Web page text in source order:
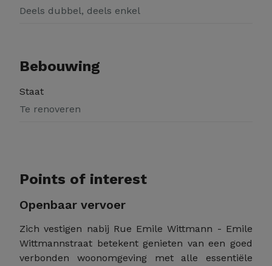
Deels dubbel, deels enkel
Bebouwing
Staat
Te renoveren
Points of interest
Openbaar vervoer
Zich vestigen nabij Rue Emile Wittmann - Emile
Wittmannstraat betekent genieten van een goed
verbonden woonomgeving met alle essentiële